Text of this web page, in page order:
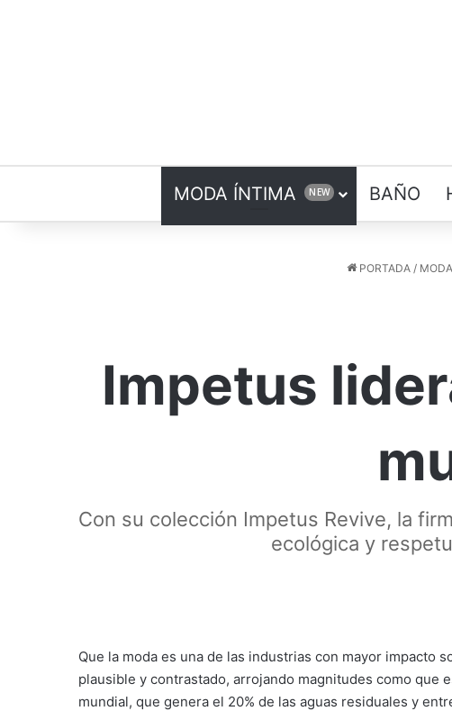
MODA ÍNTIMA NEW BAÑO
PORTADA /
Impetus
Con su colección Impetus Revive, la
ecológica y
Que la moda es una de las industrias con mayor impacto
plausible y contrastado, arrojando magnitudes como que
mundial, que genera el 20% de las aguas residuales y